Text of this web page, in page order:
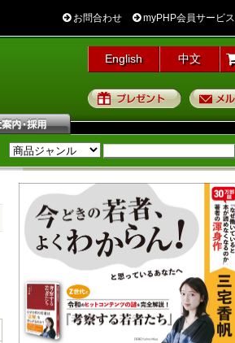
お問合わせ myPHP会員サービス
English 中文
プレゼント